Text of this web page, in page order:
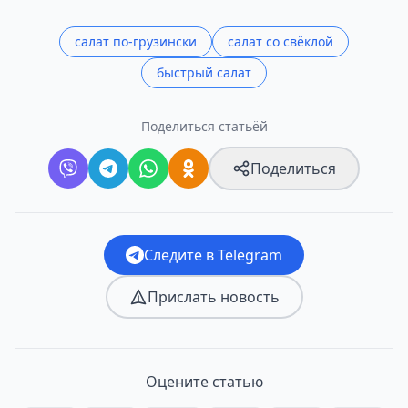
салат по-грузински
салат со свёклой
быстрый салат
Поделиться статьёй
Поделиться
Следите в Telegram
Прислать новость
Оцените статью